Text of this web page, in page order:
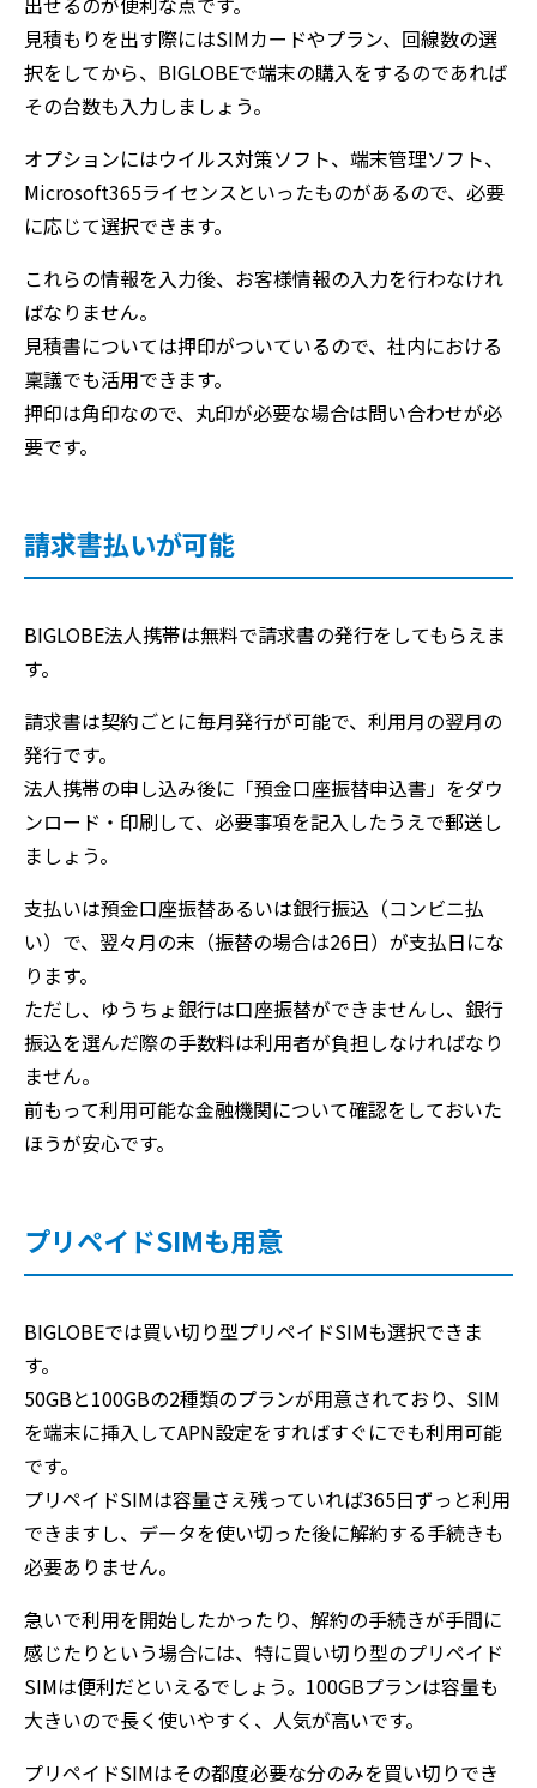
見積もりを出す際にはSIMカードやプラン、回線数の選
択をしてから、BIGLOBEで端末の購入をするのであれば
その台数も入力しましょう。
オプションにはウイルス対策ソフト、端末管理ソフト、
Microsoft365ライセンスといったものがあるので、必要
に応じて選択できます。
これらの情報を入力後、お客様情報の入力を行わなけれ
ばなりません。
見積書については押印がついているので、社内における
稟議でも活用できます。
押印は角印なので、丸印が必要な場合は問い合わせが必
要です。
請求書払いが可能
BIGLOBE法人携帯は無料で請求書の発行をしてもらえま
す。
請求書は契約ごとに毎月発行が可能で、利用月の翌月の
発行です。
法人携帯の申し込み後に「預金口座振替申込書」をダウ
ンロード・印刷して、必要事項を記入したうえで郵送し
ましょう。
支払いは預金口座振替あるいは銀行振込（コンビニ払
い）で、翌々月の末（振替の場合は26日）が支払日にな
ります。
ただし、ゆうちょ銀行は口座振替ができませんし、銀行
振込を選んだ際の手数料は利用者が負担しなければなり
ません。
前もって利用可能な金融機関について確認をしておいた
ほうが安心です。
プリペイドSIMも用意
BIGLOBEでは買い切り型プリペイドSIMも選択できま
す。
50GBと100GBの2種類のプランが用意されており、SIM
を端末に挿入してAPN設定をすればすぐにでも利用可能
です。
プリペイドSIMは容量さえ残っていれば365日ずっと利用
できますし、データを使い切った後に解約する手続きも
必要ありません。
急いで利用を開始したかったり、解約の手続きが手間に
感じたりという場合には、特に買い切り型のプリペイド
SIMは便利だといえるでしょう。100GBプランは容量も
大きいので長く使いやすく、人気が高いです。
プリペイドSIMはその都度必要な分のみを買い切りでき